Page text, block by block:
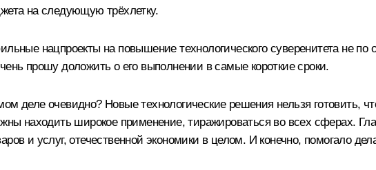
на следующую трёхлетку.
нацпроекты на повышение технологического суверенитета не
прошу доложить о его выполнении в самые короткие сроки.
деле очевидно? Новые технологические решения нельзя готовить,
находить широкое применение, тиражироваться во всех сферах.
и услуг, отечественной экономики в целом. И конечно, помогало